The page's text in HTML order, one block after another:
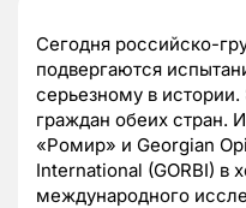
Сегодня российско-
подвергаются
серьезному в
граждан обеих стран.
«Ромир» и Georgian
International (GORBI) в
международного